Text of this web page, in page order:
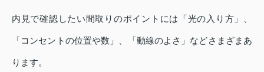
内見で確認したい間取りのポイントには「光の入り方」、
「コンセントの位置や数」、「動線のよさ」などさまざまあ
ります。